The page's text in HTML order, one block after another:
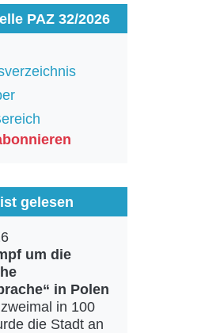
PAZ 32/2026
gelesen
um die
in Polen
in 100
die Stadt an